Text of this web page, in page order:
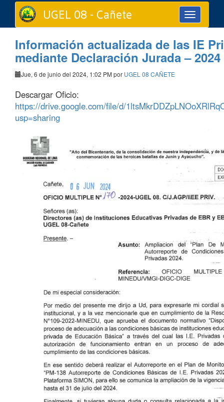
Toggle
navigation
UGEL 08 - Cañete
Información actualizada de las IE
mediante Declaración Jurada – 2024
Jue, 6 de junio del 2024, 1:02 PM por UGEL 08 CAÑETE
Descargar Oficio:
https://drive.google.com/file/d/
usp=sharing